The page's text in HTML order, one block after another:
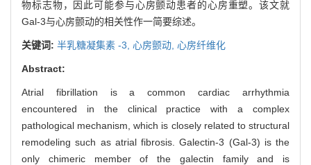
物标志物，因此可能参与心房颤动患者的心房重塑。该文就
Gal-3与心房颤动的相关性作一简要综述。
关键词: 半乳糖凝集素 -3, 心房颤动, 心房纤维化
Abstract:
Atrial fibrillation is a common cardiac arrhythmia
encountered in the clinical practice with a complex
pathological mechanism, which is closely related to structural
remodeling such as atrial fibrosis. Galectin-3 (Gal-3) is the
only chimeric member of the galectin family and is